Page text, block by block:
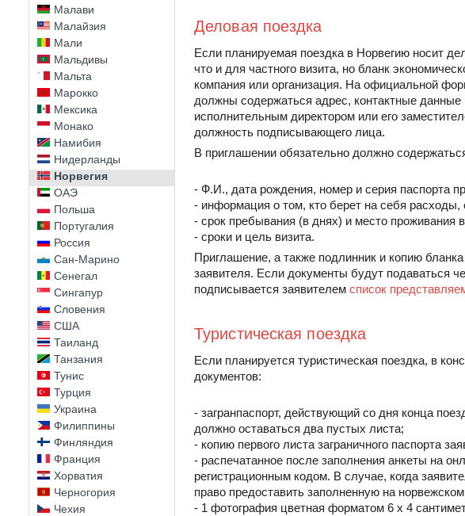
Малави
Малайзия
Мали
Мальдивы
Мальта
Марокко
Мексика
Монако
Намибия
Нидерланды
Норвегия
ОАЭ
Польша
Португалия
Россия
Сан-Марино
Сенегал
Сингапур
Словения
США
Таиланд
Танзания
Тунис
Турция
Украина
Филиппины
Финляндия
Франция
Хорватия
Черногория
Чехия
Деловая поездка
Если планируемая поездка в Норвегию носит
что и для частного визита, но бланк
компания или организация. На официальной
должны содержаться адрес, контактные
исполнительным директором или его
должность подписывающего лица.
В приглашении обязательно должно
- Ф.И., дата рождения, номер и серия паспорта
- информация о том, кто берет на себя расходы,
- срок пребывания (в днях) и место проживания
- сроки и цель визита.
Приглашение, а также подлинник и копию
заявителя. Если документы будут подаваться
подписывается заявителем список
Туристическая поездка
Если планируется туристическая поездка, в
документов:
- загранпаспорт, действующий со дня конца
должно оставаться два пустых листа;
- копию первого листа заграничного паспорта
- распечатанное после заполнения анкеты на
регистрационным кодом. В случае, когда
право предоставить заполненную на
- 1 фотография цветная форматом 6 х 4